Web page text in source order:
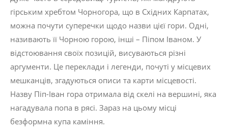
гірським хребтом Чорногора, що в Східних Карпатах,
можна почути суперечки щодо назви цієї гори. Одні,
називають її Чорною горою, інші – Піпом Іваном. У
відстоювання своїх позицій, висуваються різні
аргументи. Це переклади і легенди, почуті у місцевих
мешканців, згадуються описи та карти місцевості.
Назву Піп-Іван гора отримала від скелі на вершині, яка
нагадувала попа в рясі. Зараз на цьому місці
безформна купа каміння.